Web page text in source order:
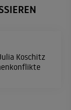
Koschitz